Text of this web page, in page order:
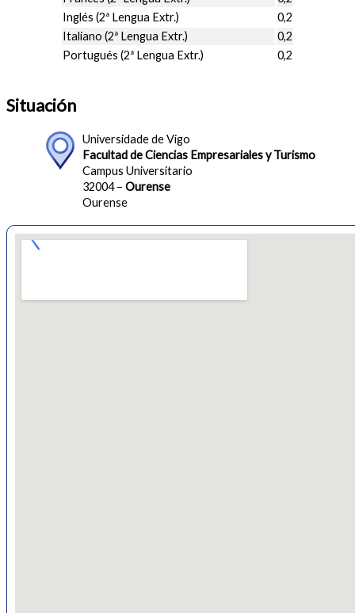
Inglés (2ª Lengua Extr.)
0,2
Italiano (2ª Lengua Extr.)
0,2
Portugués (2ª Lengua Extr.)
0,2
Situación
Universidade de Vigo
Facultad de Ciencias Empresariales y Turismo
Campus Universitario
32004 – Ourense
Ourense